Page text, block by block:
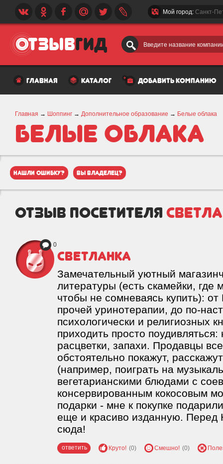
Введите название
Мой город: Санкт-
главная каталог добавить компанию
Главная → Шоппинг → Дополнительное образование → Белые облака
Белые облака
нашли ошибку? вы владелец?
отзыв посетителя
0
Cветланка
Замечательный уютный
литературы (есть скамейки, где
чтобы не сомневаясь купить):
прочей уринотерапии, до по-
психологически и религиозных
приходить просто
расцветки, запахи. Продавцы
обстоятельно покажут,
(например, поиграть на
вегетарианскими блюдами с
консервированным кокосовым
подарки - мне к покупке
еще и красиво изданную.
сюда!
ответить Круто! (0) Смешно! (0)